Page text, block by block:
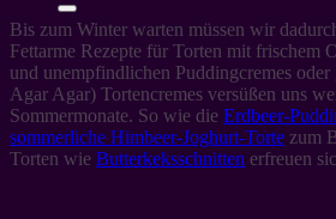
Bis zum Winter warten müssen wir
Fettarme Rezepte für Torten mit frischem
und unempfindlichen Puddingcremes
Agar Agar) Tortencremes versüßen uns
Sommermonate. So wie die Erdbeer-
sommerliche Himbeer-Joghurt-Torte zum
Torten wie Butterkeksschnitten erfreuen